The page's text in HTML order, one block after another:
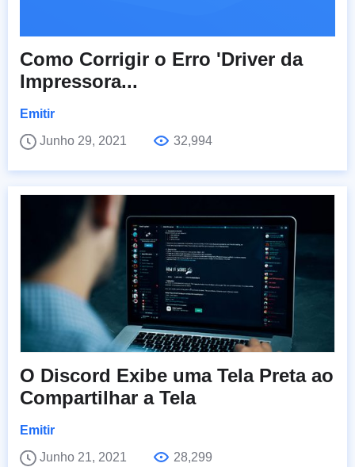
Como Corrigir o Erro 'Driver da
Impressora...
Emitir
Junho 29, 2021
32,994
O Discord Exibe uma Tela Preta ao
Compartilhar a Tela
Emitir
Junho 21, 2021
28,299